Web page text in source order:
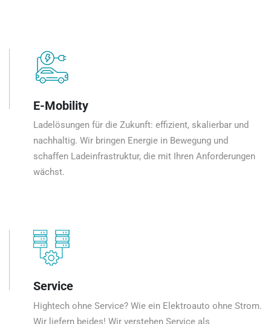
E-Mobility
Ladelösungen für die Zukunft: effizient, skalierbar und
nachhaltig. Wir bringen Energie in Bewegung und
schaffen Ladeinfrastruktur, die mit Ihren Anforderungen
wächst.
Service
Hightech ohne Service? Wie ein Elektroauto ohne Strom.
Wir liefern beides! Wir verstehen Service als